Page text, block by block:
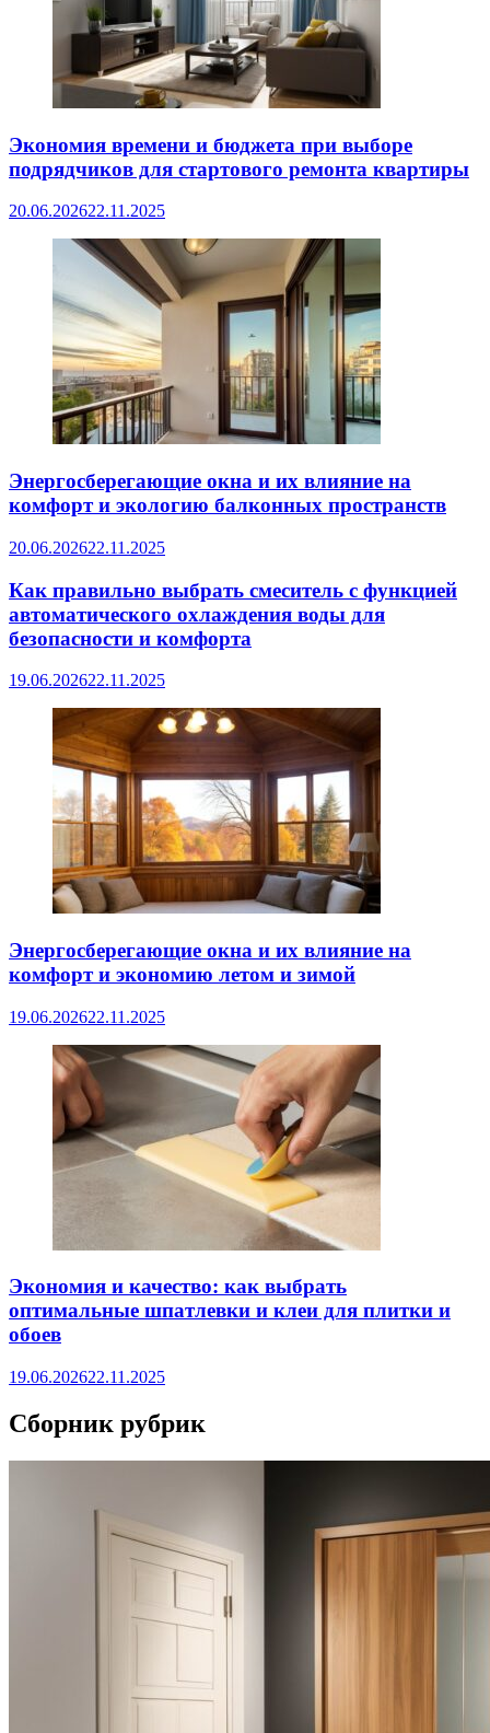
Экономия времени и бюджета при выборе
подрядчиков для стартового ремонта квартиры
20.06.202622.11.2025
Энергосберегающие окна и их влияние на
комфорт и экологию балконных пространств
20.06.202622.11.2025
Как правильно выбрать смеситель с функцией
автоматического охлаждения воды для
безопасности и комфорта
19.06.202622.11.2025
Энергосберегающие окна и их влияние на
комфорт и экономию летом и зимой
19.06.202622.11.2025
Экономия и качество: как выбрать
оптимальные шпатлевки и клеи для плитки и
обоев
19.06.202622.11.2025
Сборник рубрик